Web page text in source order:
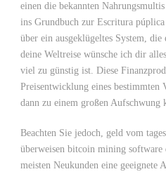
einen die bekannten
ins Grundbuch zur Escritura
über ein ausgeklügeltes System, die
deine Weltreise wünsche ich dir
viel zu günstig ist. Diese
Preisentwicklung eines bestimmten
dann zu einem großen Aufschwung
Beachten Sie jedoch, geld vom
überweisen bitcoin mining
meisten Neukunden eine geeignete